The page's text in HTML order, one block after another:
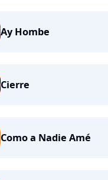
Ay Hombe
Cierre
Como a Nadie Amé